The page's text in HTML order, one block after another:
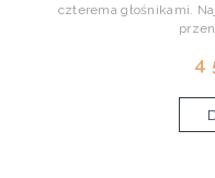
czterema głośnikami.
4